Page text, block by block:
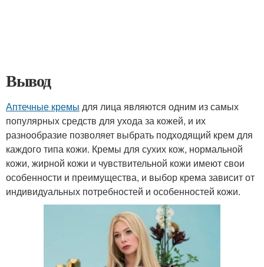
Вывод
Аптечные кремы для лица являются одним из самых
популярных средств для ухода за кожей, и их
разнообразие позволяет выбрать подходящий крем для
каждого типа кожи. Кремы для сухих кож, нормальной
кожи, жирной кожи и чувствительной кожи имеют свои
особенности и преимущества, и выбор крема зависит от
индивидуальных потребностей и особенностей кожи.